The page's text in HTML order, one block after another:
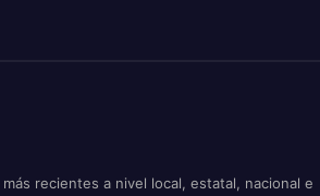
recientes a nivel local, estatal, nacional e